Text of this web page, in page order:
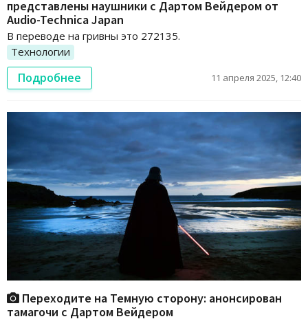
представлены наушники с Дартом Вейдером от
Audio-Technica Japan
В переводе на гривны это 272135.
Технологии
Подробнее 11 апреля 2025, 12:40
Переходите на Темную сторону: анонсирован
тамагочи с Дартом Вейдером